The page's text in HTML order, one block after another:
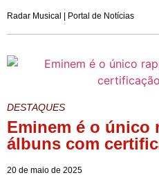
Radar Musical | Portal de Notícias
DESTAQUES
Eminem é o único
álbuns com
20 de maio de 2025